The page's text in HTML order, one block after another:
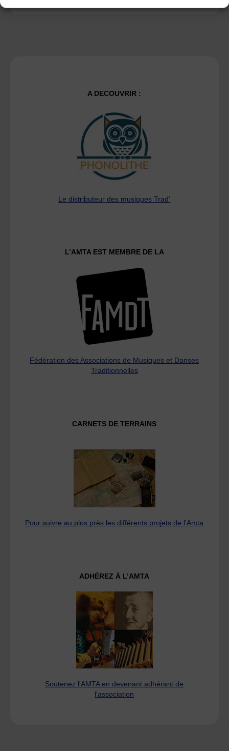
A DECOUVRIR :
Le distributeur des musiques Trad'
L’AMTA EST MEMBRE DE LA
Fédération des Associations de Musiques et Danses
Traditionnelles
CARNETS DE TERRAINS
Pour suivre au plus près les différents projets de l’Amta
ADHÉREZ À L’AMTA
Soutenez l'AMTA en devenant adhérant de
l'association